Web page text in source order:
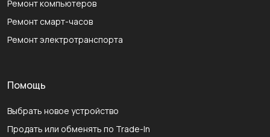
Ремонт компьютеров
Ремонт смарт-часов
Ремонт электротранспорта
Помощь
Выбрать новое устройство
Продать или обменять по Trade-In